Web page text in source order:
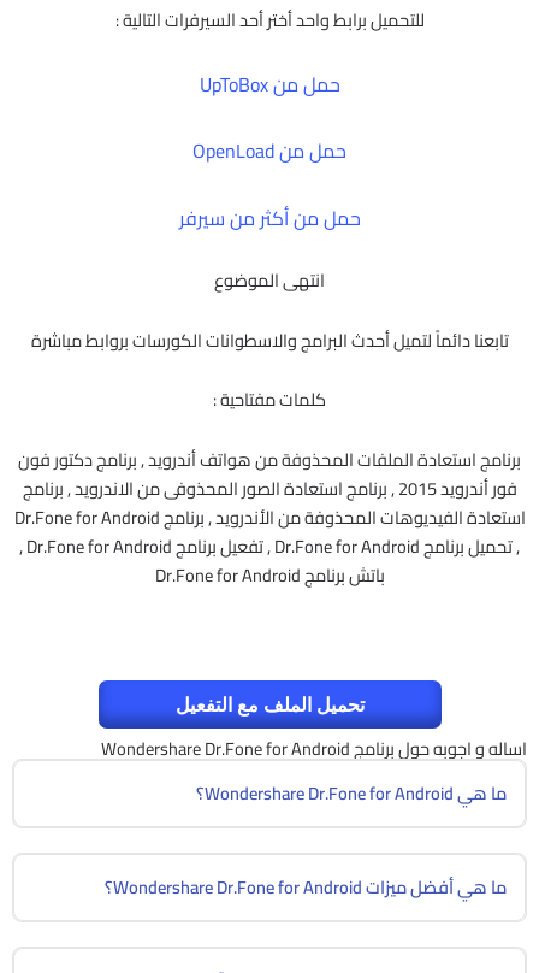
للتحميل برابط واحد أختر أحد السيرفرات التالية :
حمل من UpToBox
حمل من OpenLoad
حمل من أكثر من سيرفر
انتهى الموضوع
تابعنا دائماً لتميل أحدث البرامج والاسطوانات الكورسات بروابط مباشرة
كلمات مفتاحية :
برنامج استعادة الملفات المحذوفة من هواتف أندرويد , برنامج دكتور فون
فور أندرويد 2015 , برنامج استعادة الصور المحذوفى من الاندرويد , برنامج
استعادة الفيديوهات المحذوفة من الأندرويد , برنامج Dr.Fone for Android
, تحميل برنامج Dr.Fone for Android , تفعيل برنامج Dr.Fone for Android ,
باتش برنامج Dr.Fone for Android
تحميل الملف مع التفعيل
اساله و اجوبه حول برنامج Wondershare Dr.Fone for Android
ما هي Wondershare Dr.Fone for Android؟
ما هي أفضل ميزات Wondershare Dr.Fone for Android؟